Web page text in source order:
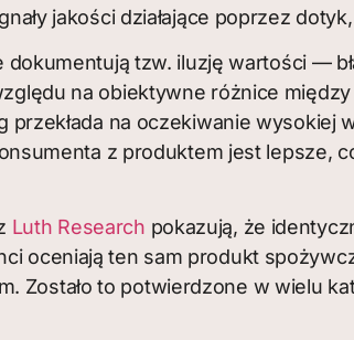
jakości działające poprzez
dokumentują tzw. iluzję wartości —
na obiektywne różnice
na oczekiwanie wysokiej
z produktem jest lepsze,
Luth Research pokazują, że
oceniają ten sam produkt
Zostało to potwierdzone w wielu